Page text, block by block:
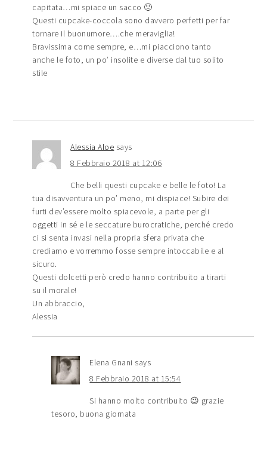
capitata…mi spiace un sacco 🙁
Questi cupcake-coccola sono davvero perfetti per far
tornare il buonumore….che meraviglia!
Bravissima come sempre, e…mi piacciono tanto
anche le foto, un po’ insolite e diverse dal tuo solito
stile
Alessia Aloe says
8 Febbraio 2018 at 12:06
Che belli questi cupcake e belle le foto! La
tua disavventura un po’ meno, mi dispiace! Subire dei
furti dev’essere molto spiacevole, a parte per gli
oggetti in sé e le seccature burocratiche, perché credo
ci si senta invasi nella propria sfera privata che
crediamo e vorremmo fosse sempre intoccabile e al
sicuro.
Questi dolcetti però credo hanno contribuito a tirarti
su il morale!
Un abbraccio,
Alessia
Elena Gnani says
8 Febbraio 2018 at 15:54
Si hanno molto contribuito 😉 grazie
tesoro, buona giornata